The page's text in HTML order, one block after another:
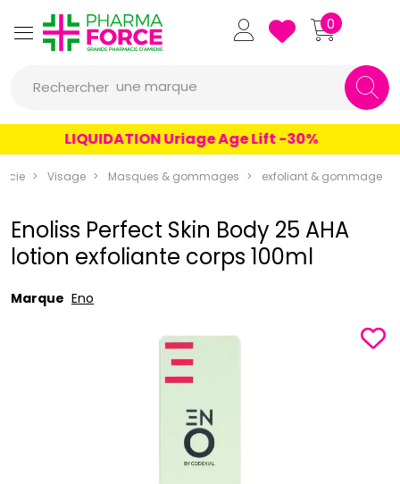
Pharmaforce Grande Pharmacie
0
Rechercher
un produit
une marque
LIQUIDATION Uriage Age Lift -30%
Visage Masques & gommages exfoliant & gommage
Enoliss Perfect Skin Body 25 AHA
lotion exfoliante corps 100ml
Marque Eno